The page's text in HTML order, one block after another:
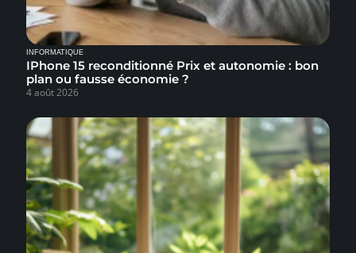
INFORMATIQUE
IPhone 15 reconditionné Prix et autonomie : bon
plan ou fausse économie ?
4 août 2026